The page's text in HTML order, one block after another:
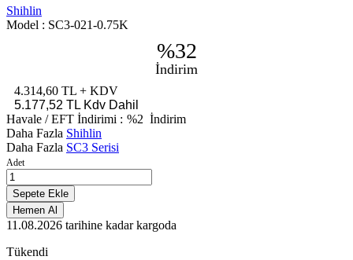
Shihlin
Model : SC3-021-0.75K
%32
İndirim
4.314,60 TL + KDV
5.177,52 TL Kdv Dahil
Havale / EFT İndirimi : %2 İndirim
Daha Fazla Shihlin
Daha Fazla SC3 Serisi
Adet
Sepete Ekle
Hemen Al
11.08.2026 tarihine kadar kargoda
Tükendi